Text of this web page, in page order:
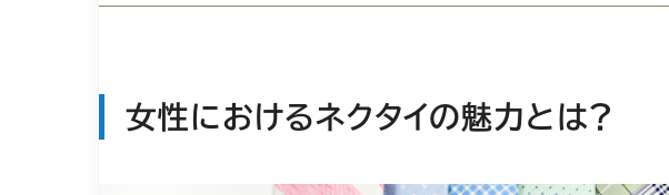
女性におけるネクタイの魅力とは？